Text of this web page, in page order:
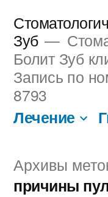
содержимому
Зуб
Болит Зуб
Запись по
8793
Лечение
Архивы
причины